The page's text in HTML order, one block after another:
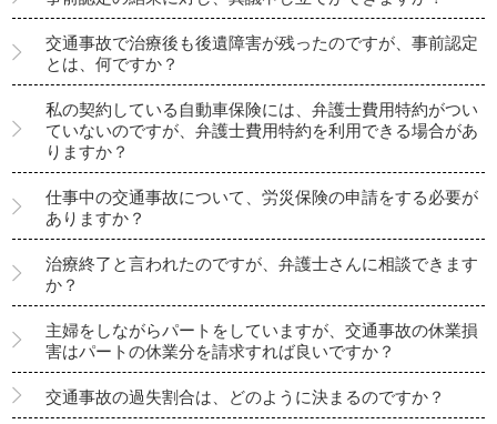
交通事故で治療後も後遺障害が残ったのですが、事前認定
とは、何ですか？
私の契約している自動車保険には、弁護士費用特約がつい
ていないのですが、弁護士費用特約を利用できる場合があ
りますか？
仕事中の交通事故について、労災保険の申請をする必要が
ありますか？
治療終了と言われたのですが、弁護士さんに相談できます
か？
主婦をしながらパートをしていますが、交通事故の休業損
害はパートの休業分を請求すれば良いですか？
交通事故の過失割合は、どのように決まるのですか？